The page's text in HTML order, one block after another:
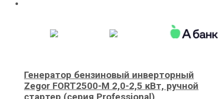
Генератор бензиновый инверторный
Zegor FORT2500-M 2,0-2,5 кВт, ручной